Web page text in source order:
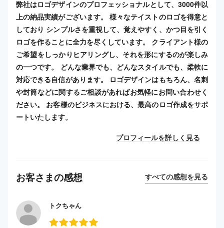
弊社はロゴデザインのプロフェッショナルとして、3000件以
上の納品実績がございます。 様々なテイストのロゴを得意と
しており シンプルさを重視して、覚えやすく、かつ目を引く
ロゴを作ることに全力を尽くしています。 クライアント様の
ご希望をしっかりヒアリングし、それを形にするのが楽しみ
の一つです。 どんな業界でも、どんなスタイルでも、柔軟に
対応できる自信があります。 ロゴデザインはもちろん、名刺
や封筒などに関するご相談があればお気軽にお問い合わせく
ださい。 お客様のビジネスにおける、最高のロゴ作成をサポ
ートいたします。
プロフィールを詳しく見る
お客さまの感想 すべての感想を見る
トクちゃん